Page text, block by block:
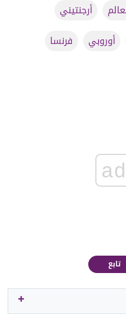
أرجنتيني
أوروبي
فرنسا
ad
تابع